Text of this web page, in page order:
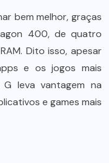
bem melhor, graças
400, de quatro
Dito isso, apesar
e os jogos mais
leva vantagem na
e games mais